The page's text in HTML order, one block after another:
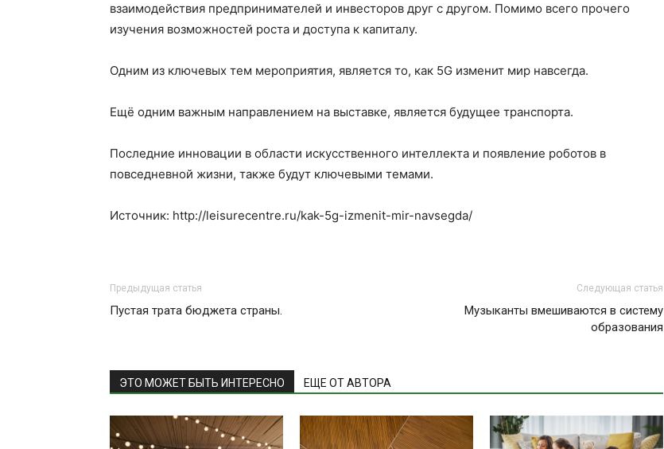
взаимодействия предпринимателей и инвесторов друг с другом. Помимо всего прочего
изучения возможностей роста и доступа к капиталу.
Одним из ключевых тем мероприятия, является то, как 5G изменит мир навсегда.
Ещё одним важным направлением на выставке, является будущее транспорта.
Последние инновации в области искусственного интеллекта и появление роботов в
повседневной жизни, также будут ключевыми темами.
Источник: http://leisurecentre.ru/kak-5g-izmenit-mir-navsegda/
Предыдущая статья
Пустая трата бюджета страны.
Следующая статья
Музыканты вмешиваются в систему
образования
ЭТО МОЖЕТ БЫТЬ ИНТЕРЕСНО ЕЩЕ ОТ АВТОРА